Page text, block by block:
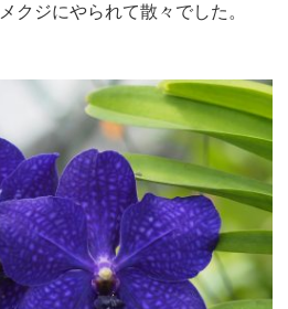
クジにやられて散々でした。